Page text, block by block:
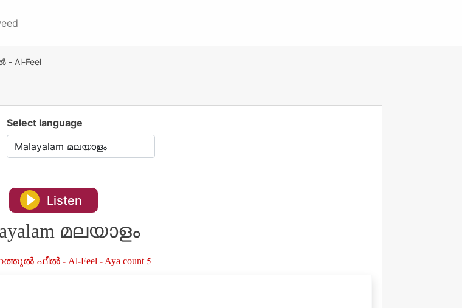
Al-Feel
Select language
Listen
മലയാളം
ഫീൽ - Al-Feel - Aya count 5